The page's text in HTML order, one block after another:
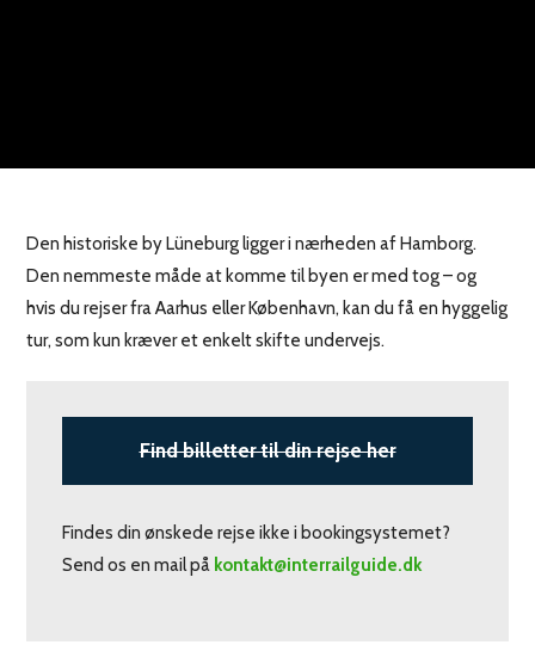
Den historiske by Lüneburg ligger i nærheden af Hamborg.
Den nemmeste måde at komme til byen er med tog – og
hvis du rejser fra Aarhus eller København, kan du få en hyggelig
tur, som kun kræver et enkelt skifte undervejs.
Find billetter til din rejse her
Findes din ønskede rejse ikke i bookingsystemet?
Send os en mail på kontakt@interrailguide.dk